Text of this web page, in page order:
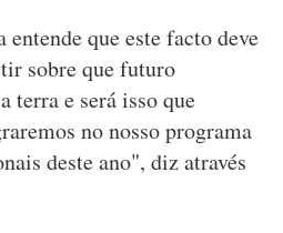
que este facto deve
sobre que futuro
terra e será isso que
no nosso programa
deste ano", diz através